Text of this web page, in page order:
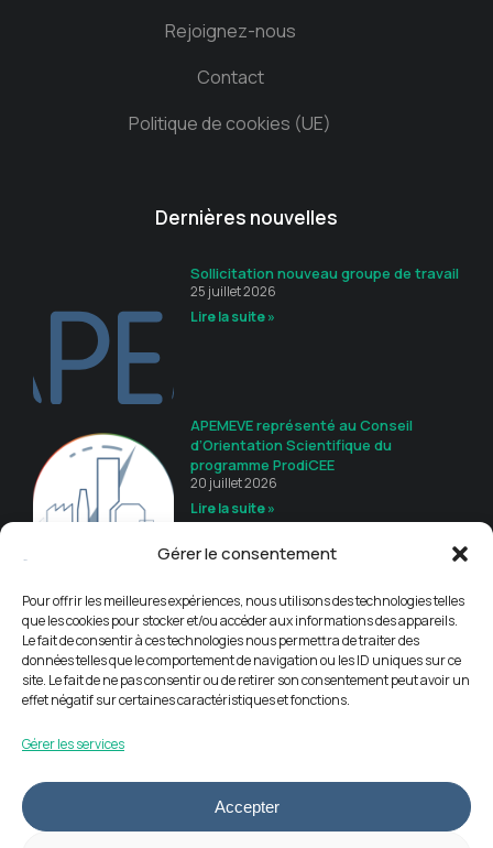
Gérer le consentement
Pour offrir les meilleures expériences, nous utilisons des technologies telles
que les cookies pour stocker et/ou accéder aux informations des appareils.
Le fait de consentir à ces technologies nous permettra de traiter des
données telles que le comportement de navigation ou les ID uniques sur ce
site. Le fait de ne pas consentir ou de retirer son consentement peut avoir un
effet négatif sur certaines caractéristiques et fonctions.
Gérer les services
Accepter
Rejoignez-nous
Contact
Politique de cookies (UE)
Dernières nouvelles
Sollicitation nouveau groupe de travail
25 juillet 2026
Lire la suite »
APEMEVE représenté au Conseil
d’Orientation Scientifique du
programme ProdiCEE
20 juillet 2026
Lire la suite »
16 juillet 2026
Lire la suite »